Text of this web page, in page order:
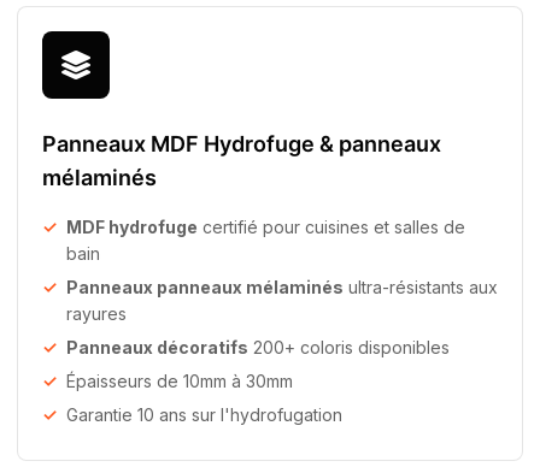
Panneaux MDF Hydrofuge & panneaux
mélaminés
MDF hydrofuge certifié pour cuisines et salles de
bain
Panneaux panneaux mélaminés ultra-résistants aux
rayures
Panneaux décoratifs 200+ coloris disponibles
Épaisseurs de 10mm à 30mm
Garantie 10 ans sur l'hydrofugation